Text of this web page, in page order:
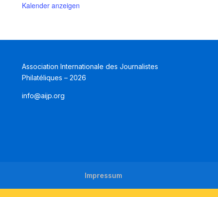
Kalender anzeigen
Association Internationale des Journalistes
Philatéliques – 2026
info@aijp.org
Impressum